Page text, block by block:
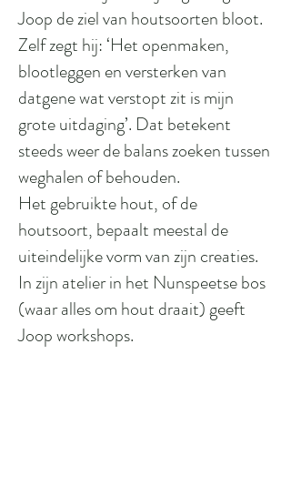
Joop de ziel van houtsoorten bloot.
Zelf zegt hij: ‘Het openmaken,
blootleggen en versterken van
datgene wat verstopt zit is mijn
grote uitdaging’. Dat betekent
steeds weer de balans zoeken tussen
weghalen of behouden.
Het gebruikte hout, of de
houtsoort, bepaalt meestal de
uiteindelijke vorm van zijn creaties.
In zijn atelier in het Nunspeetse bos
(waar alles om hout draait) geeft
Joop workshops.